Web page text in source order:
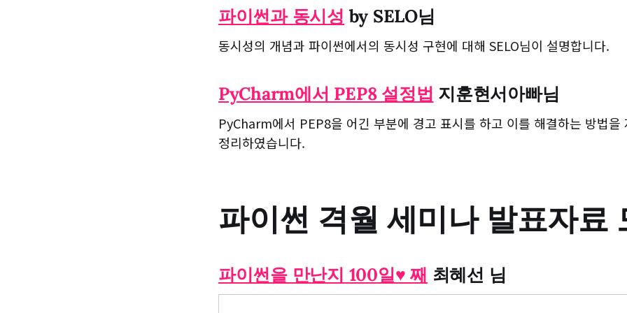
파이썬과 동시성 by SELO님
동시성의 개념과 파이썬에서의 동시성 구현에 대해 SELO님이 설명합니다.
PyCharm에서 PEP8 설정법 지훈현서아빠님
PyCharm에서 PEP8을 어긴 부분에 경고 표시를 하고 이를 해결하는 방법을
정리하였습니다.
파이썬 격월 세미나 발표자료
파이썬을 만난지 100일♥ 째 최혜선 님